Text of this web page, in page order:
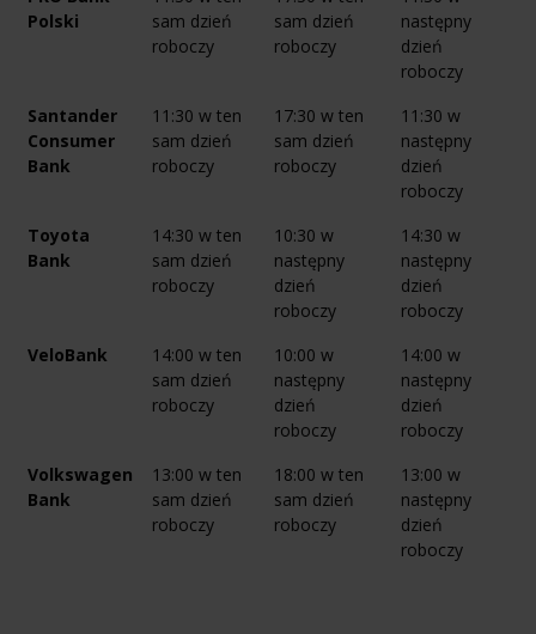
Polski
sam dzień
roboczy
sam dzień
roboczy
następny
dzień
roboczy
Santander
Consumer
Bank
11:30 w ten
sam dzień
roboczy
17:30 w ten
sam dzień
roboczy
11:30 w
następny
dzień
roboczy
Toyota
Bank
14:30 w ten
sam dzień
roboczy
10:30 w
następny
dzień
roboczy
14:30 w
następny
dzień
roboczy
VeloBank
14:00 w ten
sam dzień
roboczy
10:00 w
następny
dzień
roboczy
14:00 w
następny
dzień
roboczy
Volkswagen
Bank
13:00 w ten
sam dzień
roboczy
18:00 w ten
sam dzień
roboczy
13:00 w
następny
dzień
roboczy